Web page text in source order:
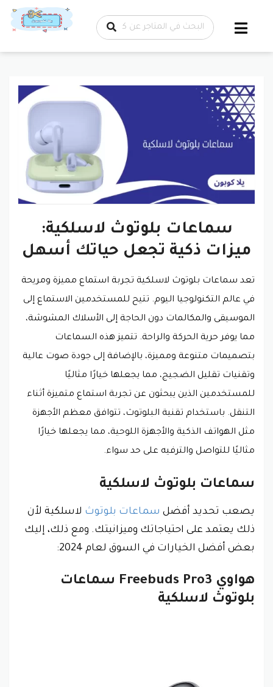
تخطي إلى
المحتوى
سماعات بلوتوث لاسلكية:
ميزات ذكية تجعل حياتك أسهل
تعد سماعات بلوتوث لاسلكية تجربة استماع مميزة ومريحة
في عالم التكنولوجيا اليوم. تتيح للمستخدمين الاستماع إلى
الموسيقى والمكالمات دون الحاجة إلى الأسلاك المشوشة،
مما يوفر حرية الحركة والراحة. تتميز هذه السماعات
بتصميمات متنوعة ومميزة، بالإضافة إلى جودة صوت عالية
وتقنيات تقليل الضجيج، مما يجعلها خيارًا مثاليًا
للمستخدمين الذين يبحثون عن تجربة استماع متميزة أثناء
التنقل. باستخدام تقنية البلوتوث، تتوافق معظم الأجهزة
مثل الهواتف الذكية والأجهزة اللوحية، مما يجعلها خيارًا
مثاليًا للتواصل والترفيه على حد سواء.
سماعات بلوتوث لاسلكية
يصعب تحديد أفضل سماعات بلوتوث لاسلكية لأن
ذلك يعتمد على احتياجاتك وميزانيتك. ومع ذلك، إليك
بعض أفضل الخيارات في السوق لعام 2024:
هواوي
Freebuds Pro3 سماعات
بلوتوث لاسلكية